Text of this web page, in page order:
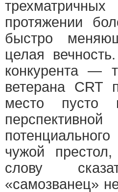
протяжении
быстро
целая
конкурента —
ветерана CRT
место пусто
чужой
слову
«самозванец»